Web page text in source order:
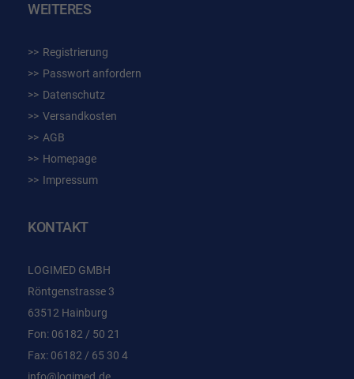
WEITERES
Registrierung
Passwort anfordern
Datenschutz
Versandkosten
AGB
Homepage
Impressum
KONTAKT
LOGIMED GMBH
Röntgenstrasse 3
63512 Hainburg
Fon: 06182 / 50 21
Fax: 06182 / 65 30 4